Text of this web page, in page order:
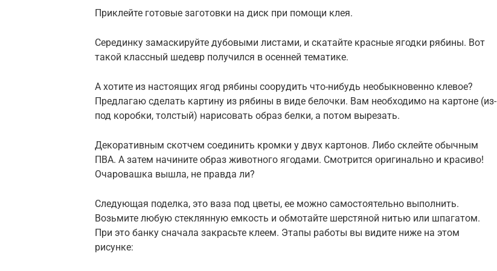
Приклейте готовые заготовки на диск при помощи клея.
Серединку замаскируйте дубовыми листами, и скатайте красные ягодки рябины. Вот
такой классный шедевр получился в осенней тематике.
А хотите из настоящих ягод рябины соорудить что-нибудь необыкновенно клевое?
Предлагаю сделать картину из рябины в виде белочки. Вам необходимо на картоне (из-
под коробки, толстый) нарисовать образ белки, а потом вырезать.
Декоративным скотчем соединить кромки у двух картонов. Либо склейте обычным
ПВА. А затем начините образ животного ягодами. Смотрится оригинально и красиво!
Очаровашка вышла, не правда ли?
Следующая поделка, это ваза под цветы, ее можно самостоятельно выполнить.
Возьмите любую стеклянную емкость и обмотайте шерстяной нитью или шпагатом.
При это банку сначала закрасьте клеем. Этапы работы вы видите ниже на этом
рисунке: